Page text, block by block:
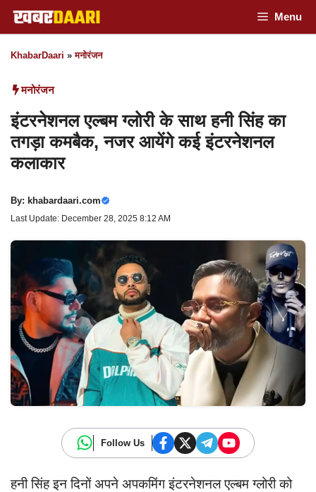
Skip
to
content
Menu
KhabarDaari »मनोरंजन
मनोरंजन
इंटरनेशनल एल्बम ग्लोरी के साथ हनी सिंह का
तगड़ा कमबैक, नजर आयेंगे कई इंटरनेशनल
कलाकार
By: khabardaari.com
Last Update: December 28, 2025 8:12 AM
Follow Us
हनी सिंह इन दिनों अपने अपकमिंग इंटरनेशनल एल्बम ग्लोरी को